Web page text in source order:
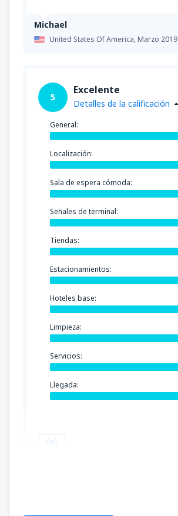
Michael
United States Of America,Marzo 2019
5
Excelente
Detalles de la calificación
General:
Localización:
Sala de espera cómoda:
Señales de terminal:
Tiendas:
Estacionamientos:
Hoteles base:
Limpieza:
Servicios:
Llegada:
Útil